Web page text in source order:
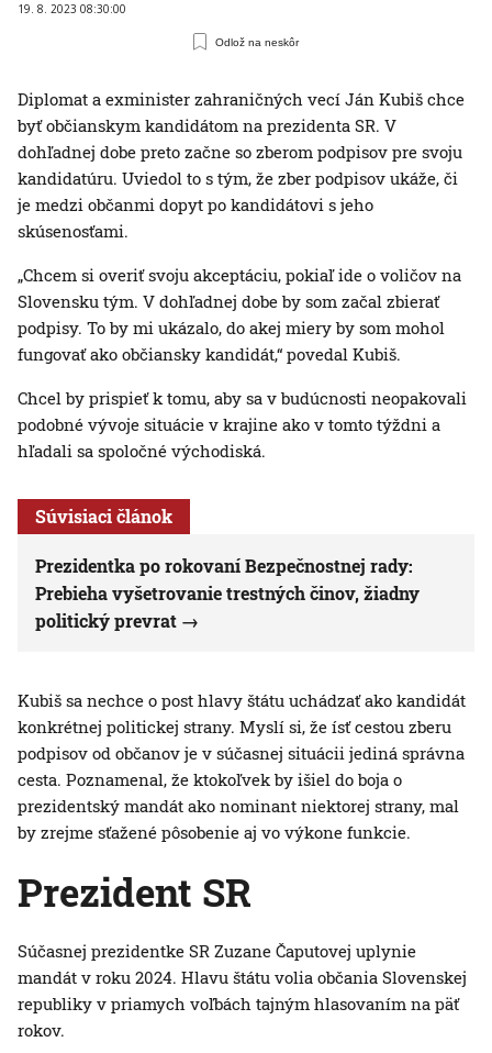
19. 8. 2023 08:30:00
Odlož na neskôr
Diplomat a exminister zahraničných vecí Ján Kubiš chce
byť občianskym kandidátom na prezidenta SR. V
dohľadnej dobe preto začne so zberom podpisov pre svoju
kandidatúru. Uviedol to s tým, že zber podpisov ukáže, či
je medzi občanmi dopyt po kandidátovi s jeho
skúsenosťami.
„Chcem si overiť svoju akceptáciu, pokiaľ ide o voličov na
Slovensku tým. V dohľadnej dobe by som začal zbierať
podpisy. To by mi ukázalo, do akej miery by som mohol
fungovať ako občiansky kandidát,“ povedal Kubiš.
Chcel by prispieť k tomu, aby sa v budúcnosti neopakovali
podobné vývoje situácie v krajine ako v tomto týždni a
hľadali sa spoločné východiská.
Súvisiaci článok
Prezidentka po rokovaní Bezpečnostnej rady:
Prebieha vyšetrovanie trestných činov, žiadny
politický prevrat
Kubiš sa nechce o post hlavy štátu uchádzať ako kandidát
konkrétnej politickej strany. Myslí si, že ísť cestou zberu
podpisov od občanov je v súčasnej situácii jediná správna
cesta. Poznamenal, že ktokoľvek by išiel do boja o
prezidentský mandát ako nominant niektorej strany, mal
by zrejme sťažené pôsobenie aj vo výkone funkcie.
Prezident SR
Súčasnej prezidentke SR Zuzane Čaputovej uplynie
mandát v roku 2024. Hlavu štátu volia občania Slovenskej
republiky v priamych voľbách tajným hlasovaním na päť
rokov.